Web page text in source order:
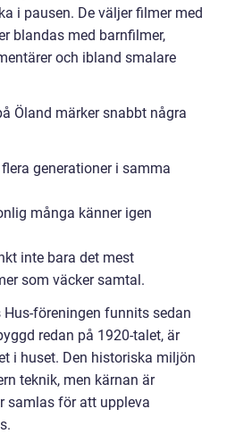
i pausen. De väljer filmer med
blandas med barnfilmer,
och ibland smalare
Öland märker snabbt några
generationer i samma
många känner igen
inte bara det mest
som väcker samtal.
föreningen funnits sedan
redan på 1920-talet, är
i huset. Den historiska miljön
teknik, men kärnan är
samlas för att uppleva